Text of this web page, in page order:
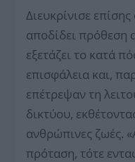
Διευκρίνισε
αποδίδει πρόθεση
εξετάζει το κατά
επισφάλεια και,
επέτρεψαν τη
δικτύου,
ανθρώπινες ζωές.
πρόταση, τότε